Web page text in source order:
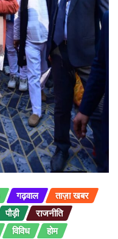
गढ़वाल
ताज़ा खबर
पौड़ी
राजनीति
विविध होम